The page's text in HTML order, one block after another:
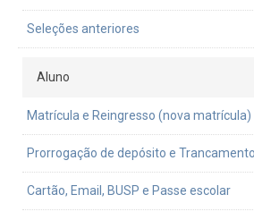
Seleções anteriores
Aluno
Matrícula e Reingresso (nova matrícula)
Prorrogação de depósito e
Cartão, Email, BUSP e Passe escolar